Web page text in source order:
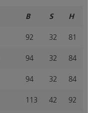
B S H
92 32 81
94 32 84
94 32 84
113 42 92